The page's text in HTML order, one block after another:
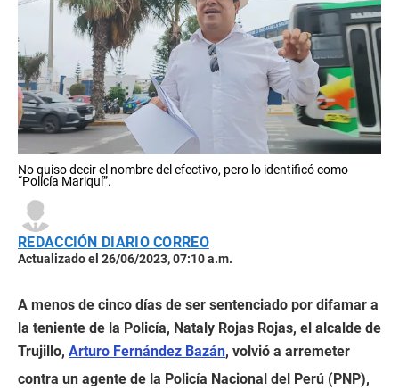
No quiso decir el nombre del efectivo, pero lo identificó como
“Policía Mariquí”.
REDACCIÓN DIARIO CORREO
Actualizado el 26/06/2023, 07:10 a.m.
A menos de cinco días de ser sentenciado por difamar a
la teniente de la Policía, Nataly Rojas Rojas, el alcalde de
Trujillo, Arturo Fernández Bazán, volvió a arremeter
contra un agente de la Policía Nacional del Perú (PNP),